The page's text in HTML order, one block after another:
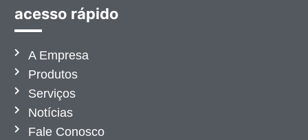
acesso rápido
A Empresa
Produtos
Serviços
Notícias
Fale Conosco